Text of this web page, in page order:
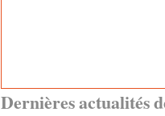
Dernières actualités